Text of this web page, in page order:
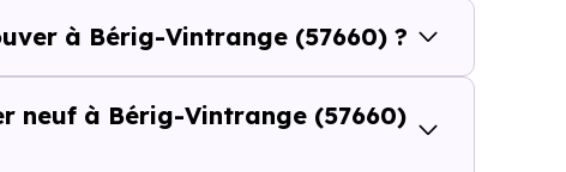
à Bérig-Vintrange (57660) ?
neuf à Bérig-Vintrange (57660)